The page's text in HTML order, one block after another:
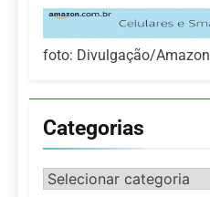
foto: Divulgação/Amazon
Categorias
Categorias